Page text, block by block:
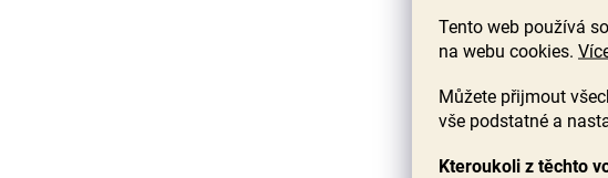
Tento web používá
na webu cookies.
Můžete přijmout
vše podstatné a
Kteroukoli z těchto